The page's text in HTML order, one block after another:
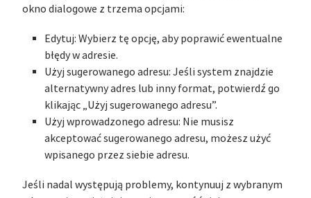
okno dialogowe z trzema opcjami:
Edytuj: Wybierz tę opcję, aby poprawić ewentualne
błędy w adresie.
Użyj sugerowanego adresu: Jeśli system znajdzie
alternatywny adres lub inny format, potwierdź go
klikając „Użyj sugerowanego adresu”.
Użyj wprowadzonego adresu: Nie musisz
akceptować sugerowanego adresu, możesz użyć
wpisanego przez siebie adresu.
Jeśli nadal występują problemy, kontynuuj z wybranym